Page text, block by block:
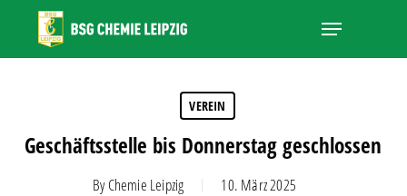
main
Menu
VEREIN
Geschäftsstelle bis Donnerstag geschlossen
By Chemie Leipzig 10. März 2025
Close